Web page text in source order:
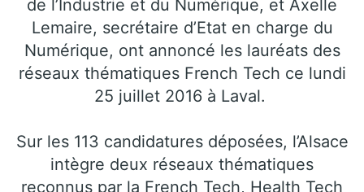
de l’Industrie et du Numérique, et Axelle
Lemaire, secrétaire d’Etat en charge du
Numérique, ont annoncé les lauréats des
réseaux thématiques French Tech ce lundi
25 juillet 2016 à Laval.
Sur les 113 candidatures déposées, l’Alsace
intègre deux réseaux thématiques
reconnus par la French Tech, Health Tech